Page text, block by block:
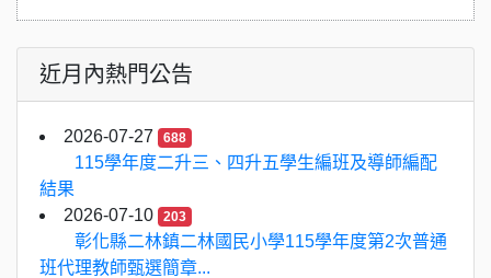
近月內熱門公告
2026-07-27 688
115學年度二升三、四升五學生編班及導師編配
結果
2026-07-10
203
彰化縣二林鎮二林國民小學115學年度第2次普通
班代理教師甄選簡章...